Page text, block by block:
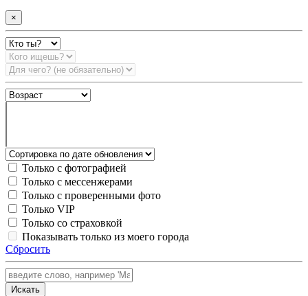
×
Только с фотографией
Только с мессенжерами
Только с проверенными фото
Только VIP
Только со страховкой
Показывать только из моего города
Сбросить
Искать